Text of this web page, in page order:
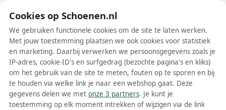
Schoenen.nl
Wis filters Alle filters
Roze N21 damesschoenen
Cookies op Schoenen.nl
We gebruiken functionele cookies om de site te laten werken.
Met jouw toestemming plaatsen we ook cookies voor statistiek
en marketing. Daarbij verwerken we persoonsgegevens zoals je
IP-adres, cookie-ID's en surfgedrag (bezochte pagina's en kliks)
om het gebruik van de site te meten, fouten op te sporen en bij
te houden via welke link je naar een webshop gaat. Deze
gegevens delen we met onze 3 partners. Je kunt je
toestemming op elk moment intrekken of wijzigen via de link